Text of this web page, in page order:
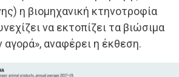
η βιομηχανική κτηνοτροφία
να εκτοπίζει τα βιώσιμα
αγορά», αναφέρει η έκθεση.